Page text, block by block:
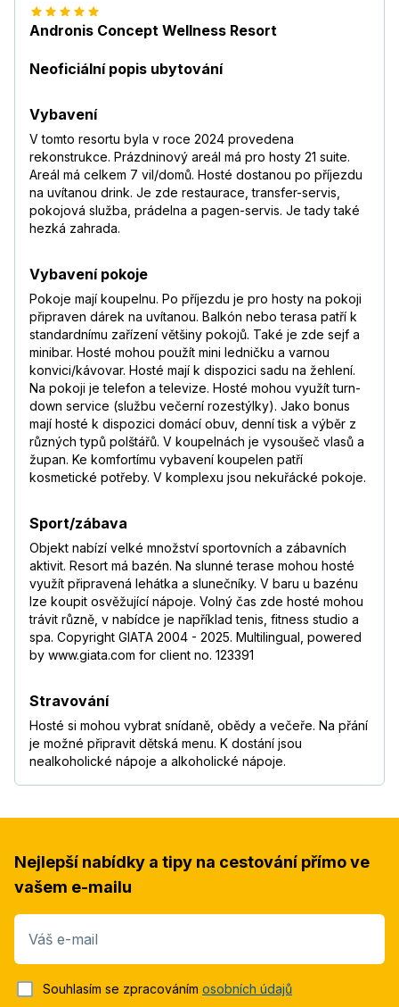
Andronis Concept Wellness Resort
Neoficiální popis ubytování
Vybavení
V tomto resortu byla v roce 2024 provedena
rekonstrukce. Prázdninový areál má pro hosty 21 suite.
Areál má celkem 7 vil/domů. Hosté dostanou po příjezdu
na uvítanou drink. Je zde restaurace, transfer-servis,
pokojová služba, prádelna a pagen-servis. Je tady také
hezká zahrada.
Vybavení pokoje
Pokoje mají koupelnu. Po příjezdu je pro hosty na pokoji
připraven dárek na uvítanou. Balkón nebo terasa patří k
standardnímu zařízení většiny pokojů. Také je zde sejf a
minibar. Hosté mohou použít mini ledničku a varnou
konvici/kávovar. Hosté mají k dispozici sadu na žehlení.
Na pokoji je telefon a televize. Hosté mohou využít turn-
down service (službu večerní rozestýlky). Jako bonus
mají hosté k dispozici domácí obuv, denní tisk a výběr z
různých typů polštářů. V koupelnách je vysoušeč vlasů a
župan. Ke komfortímu vybavení koupelen patří
kosmetické potřeby. V komplexu jsou nekuřácké pokoje.
Sport/zábava
Objekt nabízí velké množství sportovních a zábavních
aktivit. Resort má bazén. Na slunné terase mohou hosté
využít připravená lehátka a slunečníky. V baru u bazénu
lze koupit osvěžující nápoje. Volný čas zde hosté mohou
trávit různě, v nabídce je například tenis, fitness studio a
spa. Copyright GIATA 2004 - 2025. Multilingual, powered
by www.giata.com for client no. 123391
Stravování
Hosté si mohou vybrat snídaně, obědy a večeře. Na přání
je možné připravit dětská menu. K dostání jsou
nealkoholické nápoje a alkoholické nápoje.
Nejlepší nabídky a tipy na cestování přímo ve
vašem e-mailu
Váš e-mail
Souhlasím se zpracováním osobních údajů